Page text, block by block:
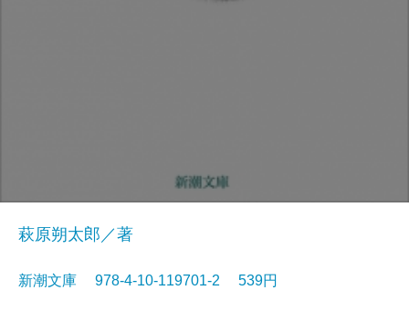
萩原朔太郎／著
新潮文庫 978-4-10-119701-2 539円